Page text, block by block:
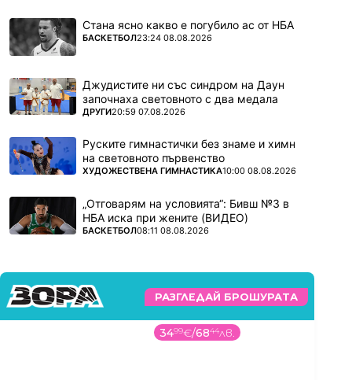
Стана ясно какво е погубило ас от НБА
ПОВЕЧЕ ОТ
БАСКЕТБОЛ23:24 08.08.2026
Джудистите ни със синдром на Даун
започнаха световното с два медала
ПОВЕЧЕ ОТ
ДРУГИ20:59 07.08.2026
Руските гимнастички без знаме и химн
на световното първенство
ПОВЕЧЕ ОТ
ХУДОЖЕСТВЕНА ГИМНАСТИКА10:00 08.08.2026
„Отговарям на условията“: Бивш №3 в
НБА иска при жените (ВИДЕО)
ПОВЕЧЕ ОТ
БАСКЕТБОЛ08:11 08.08.2026
РАЗГЛЕДАЙ БРОШУРАТА
3499€/6844лв.